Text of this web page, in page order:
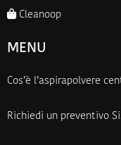
Cleanoop
MENU
Cos’è l’aspirapolvere
Richiedi un preventivo